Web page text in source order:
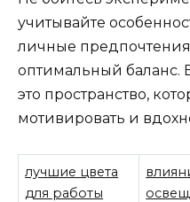
учитывайте
личные
оптимальный
это пространство,
мотивировать и
лучшие цвета
для работы